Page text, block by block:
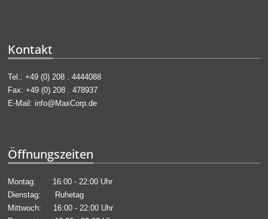
Kontakt
Tel.: +49 (0) 208 . 4444088
Fax: +49 (0) 208 . 478937
E-Mail: info@MaxCorp.de
Öffnungszeiten
Montag: 16:00 - 22:00 Uhr
Dienstag: Ruhetag
Mittwoch: 16:00 - 22:00 Uhr